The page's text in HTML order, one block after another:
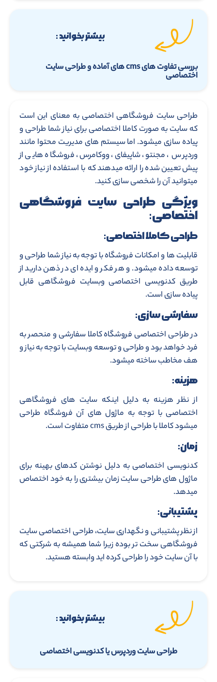
بیشتر بخوانید :
بررسی تفاوت های cms های آماده و طراحی سایت
اختصاصی
طراحی سایت فروشگاهی اختصاصی به معنای این است
که سایت به صورت کاملا اختصاصی برای نیاز شما طراحی و
پیاده سازی میشود. اما سیستم های مدیریت محتوا مانند
وردپرس ، مجنتو، شاپیفای، ووکامرس، فروشگاه هایی از
پیش تعیین شده را ارائه میدهند که با استفاده از نیاز خود
میتوانید آن را شخصی سازی کنید.
ویژگی طراحی سایت فروشگاهی
اختصاصی:
طراحی کاملا اختصاصی:
قابلیت ها و امکانات فروشگاه با توجه به نیاز شما طراحی و
توسعه داده میشود. و هر فکر و ایده ای در ذهن دارید از
طریق کدنویسی اختصاصی وبسایت فروشگاهی قابل
پیاده سازی است.
سفارشی سازی:
در طراحی اختصاصی فروشگاه کاملا سفارشی و منحصر به
فرد خواهد بود و طراحی و توسعه وبسایت با توجه به نیاز و
هف مخاطب ساخته میشود.
هزینه:
از نظر هزینه به دلیل اینکه سایت های فروشگاهی
اختصاصی با توجه به ماژول های آن فروشگاه طراحی
میشود کاملا با طراحی از طریق cms متفاوت است.
زمان:
کدنویسی اختصاصی به دلیل نوشتن کدهای بهینه برای
ماژول های طراحی سایت زمان بیشتری را به خود اختصاص
میدهد.
پشتیبانی:
از نظر پشتیبانی و نگهداری سایت، طراحی اختصاصی سایت
فروشگاهی سخت تر بوده زیرا شما همیشه به شرکتی که
با آن سایت خود را طراحی کرده اید وابسته هستید.
بیشتر بخوانید :
طراحی سایت وردپرس یا کدنویسی اختصاصی